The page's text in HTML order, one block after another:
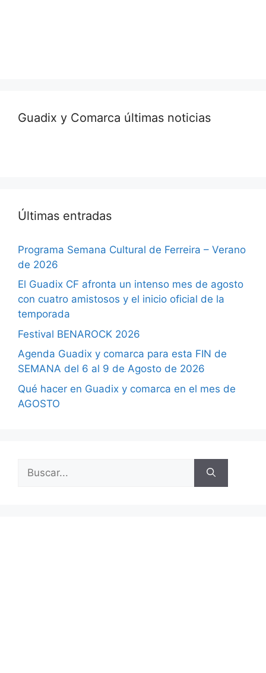
Guadix y Comarca últimas noticias
Últimas entradas
Programa Semana Cultural de Ferreira – Verano
de 2026
El Guadix CF afronta un intenso mes de agosto
con cuatro amistosos y el inicio oficial de la
temporada
Festival BENAROCK 2026
Agenda Guadix y comarca para esta FIN de
SEMANA del 6 al 9 de Agosto de 2026
Qué hacer en Guadix y comarca en el mes de
AGOSTO